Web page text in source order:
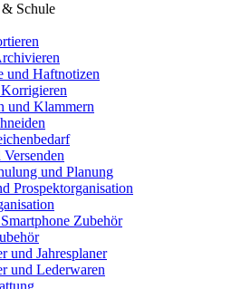
Schule
und Haftnotizen
und Klammern
und Planung
Prospektorganisation
Zubehör
und Jahresplaner
und Lederwaren